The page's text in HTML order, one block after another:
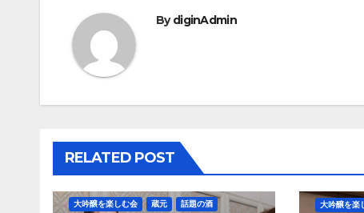
ナ
ビ
ゲ
ー
シ
ョ
BydiginAdmin
RELATED POST
大吟醸を楽しむ会 蔵元 話題の酒 大吟醸を楽